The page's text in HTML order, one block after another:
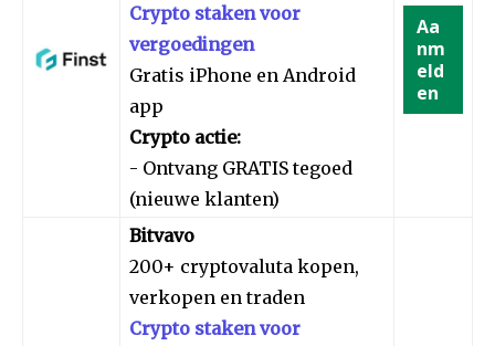
Crypto staken voor
vergoedingen
Gratis iPhone en Android
app
Crypto actie:
- Ontvang GRATIS tegoed
(nieuwe klanten)
Aa
nm
eld
en
Bitvavo
200+ cryptovaluta kopen,
verkopen en traden
Crypto staken voor